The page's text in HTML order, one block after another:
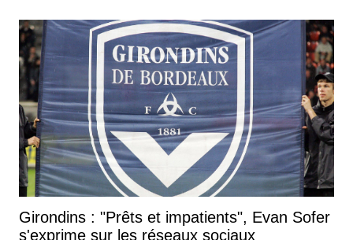
Girondins : "Prêts et impatients", Evan Sofer
s'exprime sur les réseaux sociaux